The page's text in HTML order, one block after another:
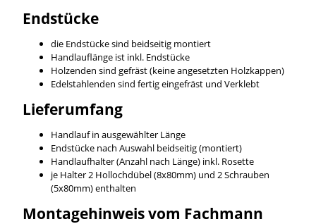
Endstücke
die Endstücke sind beidseitig montiert
Handlauflänge ist inkl. Endstücke
Holzenden sind gefräst (keine angesetzten Holzkappen)
Edelstahlenden sind fertig eingefräst und Verklebt
Lieferumfang
Handlauf in ausgewählter Länge
Endstücke nach Auswahl beidseitig (montiert)
Handlaufhalter (Anzahl nach Länge) inkl. Rosette
je Halter 2 Hollochdübel (8x80mm) und 2 Schrauben
(5x80mm) enthalten
Montagehinweis vom Fachmann